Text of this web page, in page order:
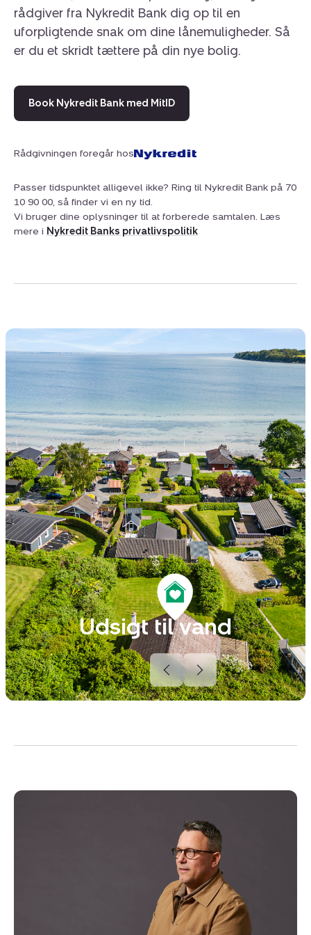
rådgiver fra Nykredit Bank dig op til en
uforpligtende snak om dine lånemuligheder. Så
er du et skridt tættere på din nye bolig.
Book Nykredit Bank med MitID
Rådgivningen foregår hos
Passer tidspunktet alligevel ikke? Ring til Nykredit Bank på 70
10 90 00, så finder vi en ny tid.
Vi bruger dine oplysninger til at forberede samtalen. Læs
mere i Nykredit Banks privatlivspolitik
Udsigt til vand